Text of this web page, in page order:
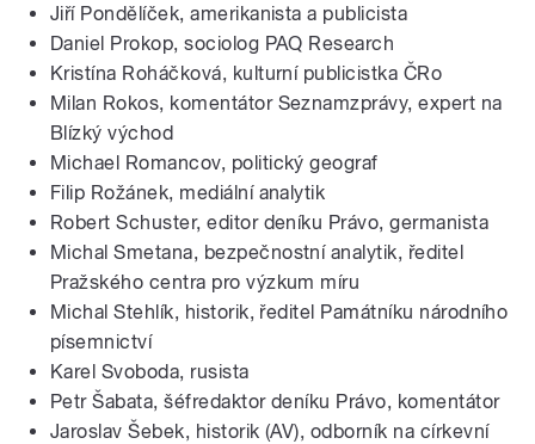
Jiří Pondělíček, amerikanista a publicista
Daniel Prokop, sociolog PAQ Research
Kristína Roháčková, kulturní publicistka ČRo
Milan Rokos, komentátor Seznamzprávy, expert na
Blízký východ
Michael Romancov, politický geograf
Filip Rožánek, mediální analytik
Robert Schuster, editor deníku Právo, germanista
Michal Smetana, bezpečnostní analytik, ředitel
Pražského centra pro výzkum míru
Michal Stehlík, historik, ředitel Památníku národního
písemnictví
Karel Svoboda, rusista
Petr Šabata, šéfredaktor deníku Právo, komentátor
Jaroslav Šebek, historik (AV), odborník na církevní